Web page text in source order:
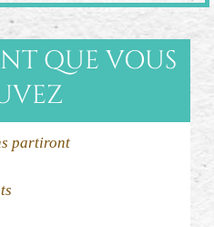
QUE VOUS
partiront